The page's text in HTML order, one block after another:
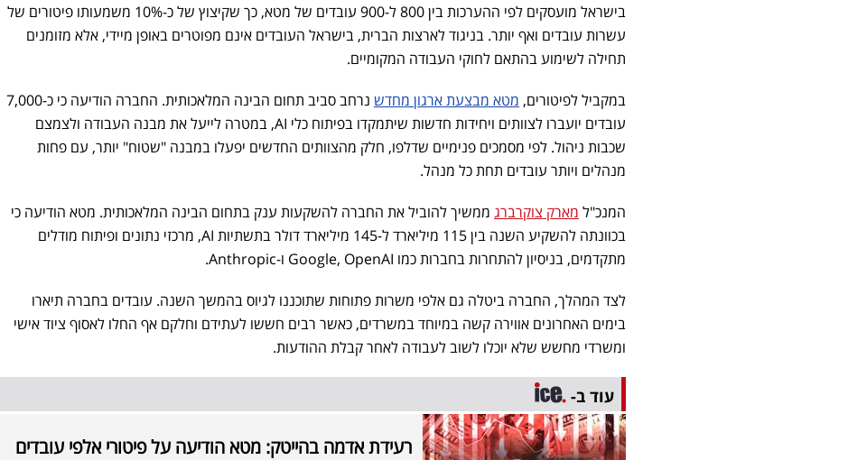
בישראל מועסקים לפי ההערכות בין 800 ל-900 עובדים של מטא, כך שקיצוץ של כ-10% משמעותו פיטורים של
עשרות עובדים ואף יותר. בניגוד לארצות הברית, בישראל העובדים אינם מפוטרים באופן מיידי, אלא מזומנים
תחילה לשימוע בהתאם לחוקי העבודה המקומיים.
במקביל לפיטורים, מטא מבצעת ארגון מחדש
נרחב סביב תחום הבינה המלאכותית. החברה הודיעה כי כ-7,000
עובדים יועברו לצוותים ויחידות חדשות שיתמקדו בפיתוח כלי AI, במטרה לייעל את מבנה העבודה ולצמצם
שכבות ניהול. לפי מסמכים פנימיים שדלפו, חלק מהצוותים החדשים יפעלו במבנה "שטוח" יותר, עם פחות
מנהלים ויותר עובדים תחת כל מנהל.
המנכ"ל מארק צוקרברג ממשיך להוביל את החברה להשקעות ענק בתחום הבינה המלאכותית. מטא הודיעה כי
בכוונתה להשקיע השנה בין 115 מיליארד ל-145 מיליארד דולר בתשתיות AI, מרכזי נתונים ופיתוח מודלים
מתקדמים, בניסיון להתחרות בחברות כמו Google, OpenAI ו-Anthropic.
לצד המהלך, החברה ביטלה גם אלפי משרות פתוחות שתוכננו לגיוס בהמשך השנה. עובדים בחברה תיארו
בימים האחרונים אווירה קשה במיוחד במשרדים, כאשר רבים חששו לעתידם וחלקם אף החלו לאסוף ציוד אישי
ומשרדי מחשש שלא יוכלו לשוב לעבודה לאחר קבלת ההודעות.
עוד ב-
רעידת אדמה בהייטק: מטא הודיעה על פיטורי אלפי עובדים